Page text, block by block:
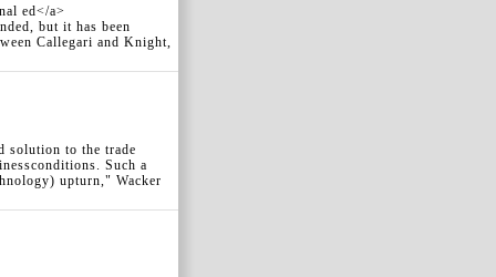
ed</a>
but it has been
Callegari and Knight,
solution to the trade
Such a
upturn," Wacker